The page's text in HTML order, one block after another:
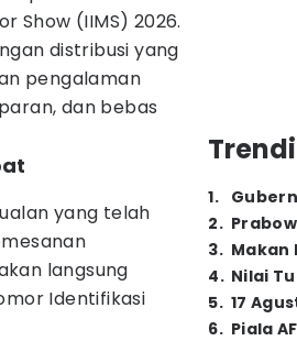
Show (IIMS) 2026.
distribusi yang
pengalaman
dan bebas
yang telah
langsung
Identifikasi
1.
2.
3. Makan
4. Nilai
5. 17
6. Piala